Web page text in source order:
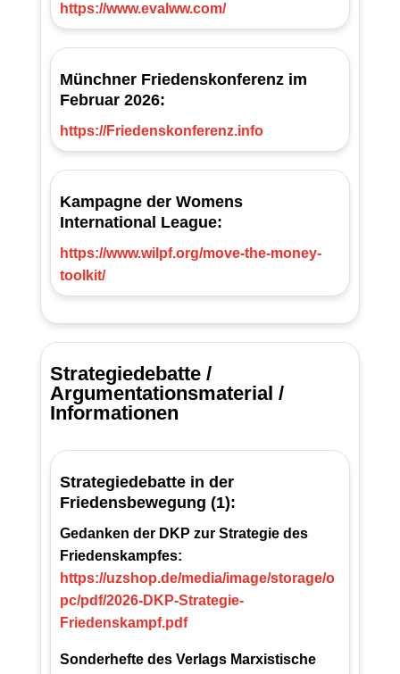
https://www.evalww.com/
Münchner Friedenskonferenz im
Februar 2026:
https://Friedenskonferenz.info
Kampagne der Womens
International League:
https://www.wilpf.org/move-the-money-
toolkit/
Strategiedebatte /
Argumentationsmaterial /
Informationen
Strategiedebatte in der
Friedensbewegung (1):
Gedanken der DKP zur Strategie des
Friedenskampfes:
https://uzshop.de/media/image/storage/o
pc/pdf/2026-DKP-Strategie-
Friedenskampf.pdf
Sonderhefte des Verlags Marxistische